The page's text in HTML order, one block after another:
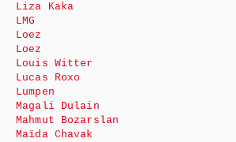
Liza Kaka
LMG
Loez
Loez
Louis Witter
Lucas Roxo
Lumpen
Magali Dulain
Mahmut Bozarslan
Maïda Chavak